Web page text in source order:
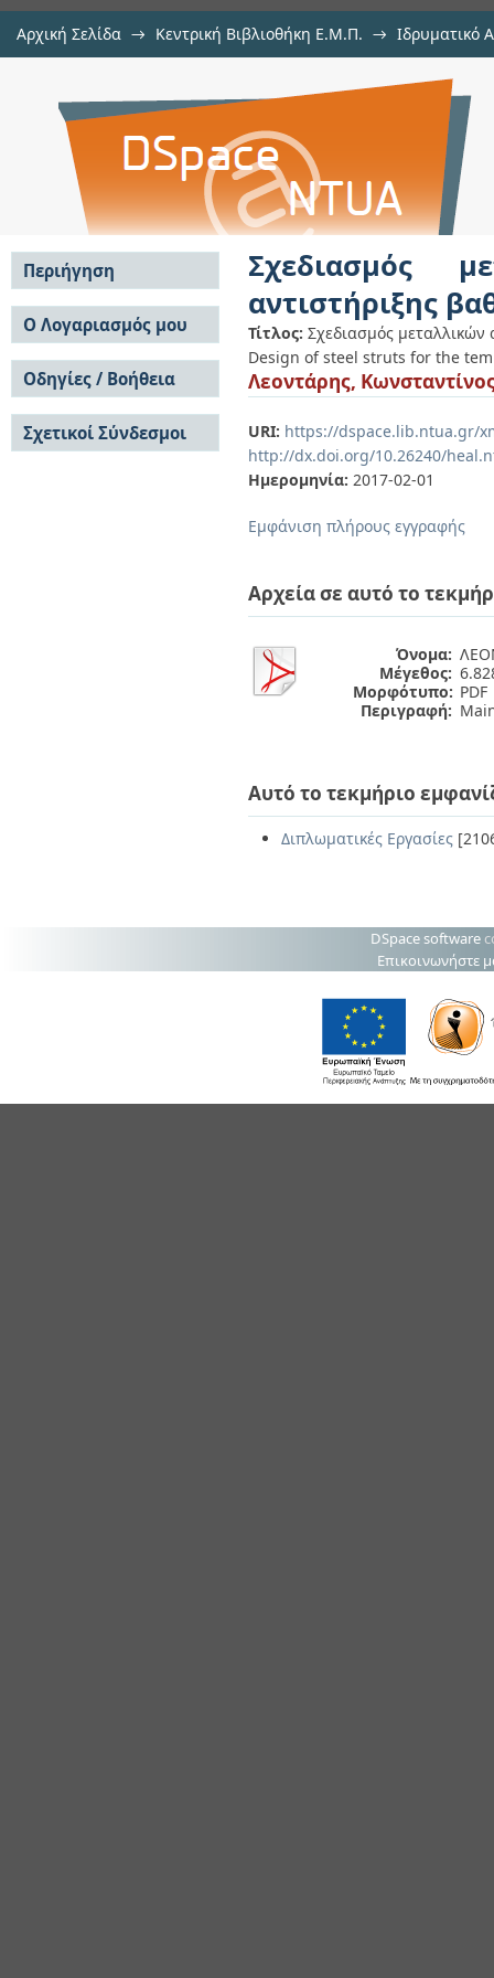
Αρχική Σελίδα → Κεντρική Βιβλιοθήκη Ε.Μ.Π. → Ιδρυματικό
Σχεδιασμός μεταλλικών
εκσκαφής
Σχεδιασμός
αντιστήριξης
Τίτλος: Σχεδιασμός
Design of steel struts for the
Λεοντάρης,
URI: https://dspace.lib.ntua.gr/
http://dx.doi.org/10.26240/
Ημερομηνία: 2017-02-01
Εμφάνιση πλήρους εγγραφής
Αρχεία σε αυτό το
Όνομα:
Μέγεθος:
Μορφότυπο: PDF
Περιγραφή:
Αυτό το τεκμήριο
Διπλωματικές Εργασίες
Περιήγηση
Σε όλο το DSpace
Κοινότητες & Συλλογές
Ανά Ημερομηνία
Έκδοσης
Συγγραφείς
Τίτλοι
Θέματα
Ο Λογαριασμός μου
Σύνδεση
Εγγραφή
Οδηγίες / Βοήθεια
Οδηγίες Υποβολής
Οδηγίες Χρήσης ΙΑ
Συχνές Ερωτήσεις
Σχετικοί Σύνδεσμοι
DSpace software
Επικοινωνήστε